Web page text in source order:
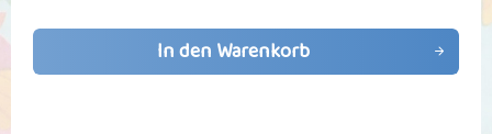
In den Warenkorb